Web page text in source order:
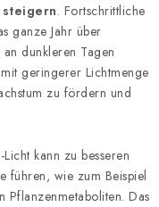
. Fortschrittliche
ganze Jahr über
dunkleren Tagen
geringerer Lichtmenge
zu fördern und
kann zu besseren
führen, wie zum Beispiel
Pflanzenmetaboliten. Das